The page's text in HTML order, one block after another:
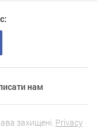
нам
захищені. Privacy